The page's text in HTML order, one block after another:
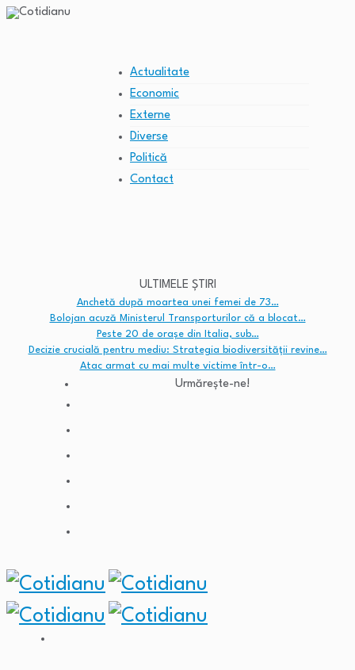
Actualitate
Economic
Externe
Diverse
Politică
Contact
ULTIMELE ȘTIRI
Anchetă după moartea unei femei de 73…
Bolojan acuză Ministerul Transporturilor că a blocat…
Peste 20 de orașe din Italia, sub…
Decizie crucială pentru mediu: Strategia biodiversității revine…
Atac armat cu mai multe victime într-o…
Urmărește-ne!